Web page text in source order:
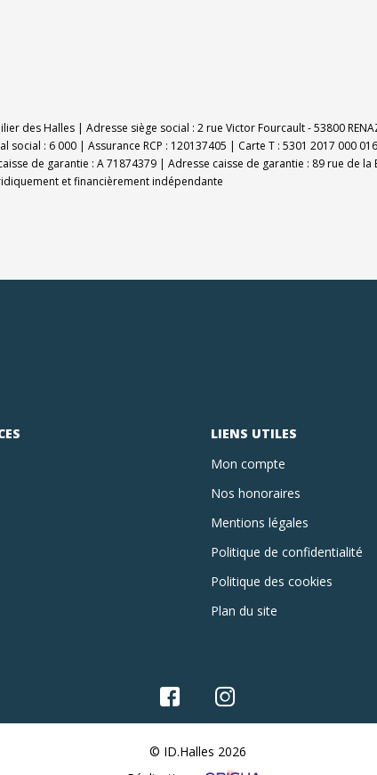
des Halles | Adresse siège social : 2 rue Victor Fourcault - 53800
social : 6 000 | Assurance RCP : 120137405 | Carte T : 5301 2017 000
de garantie : A 71874379 | Adresse caisse de garantie : 89 rue
et financièrement indépendante
LIENS UTILES
Mon compte
Nos honoraires
Mentions légales
Politique de confidentialité
Politique des cookies
Plan du site
© ID.Halles 2026